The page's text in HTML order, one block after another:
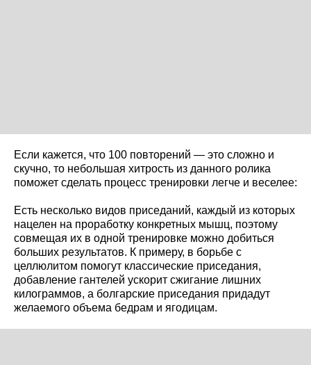
Если кажется, что 100 повторений — это сложно и
скучно, то небольшая хитрость из данного ролика
поможет сделать процесс тренировки легче и веселее:
Есть несколько видов приседаний, каждый из которых
нацелен на проработку конкретных мышц, поэтому
совмещая их в одной тренировке можно добиться
больших результатов. К примеру, в борьбе с
целлюлитом помогут классические приседания,
добавление гантелей ускорит сжигание лишних
килограммов, а болгарские приседания придадут
желаемого объема бедрам и ягодицам.